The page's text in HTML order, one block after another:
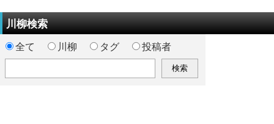
川柳検索
全て 川柳 タグ 投稿者